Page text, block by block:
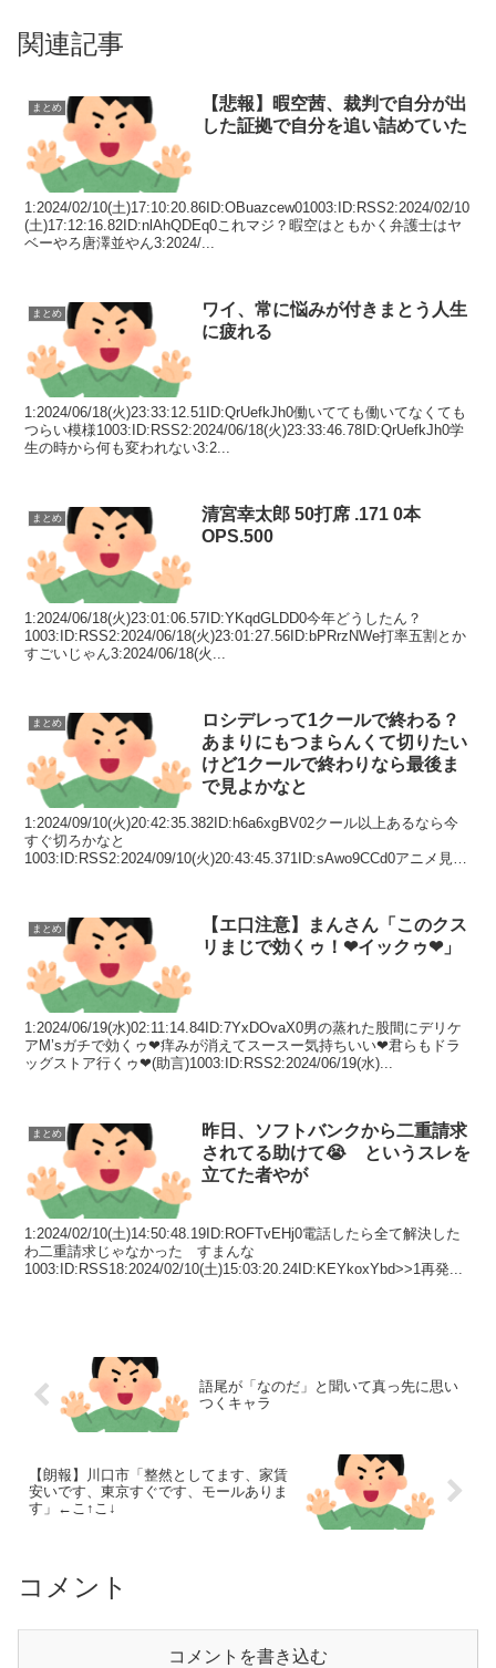
関連記事
まとめ
【悲報】暇空茜、裁判で自分が出
した証拠で自分を追い詰めていた
1:2024/02/10(土)17:10:20.86ID:OBuazcew01003:ID:RSS2:2024/02/10
(土)17:12:16.82ID:nlAhQDEq0これマジ？暇空はともかく弁護士はヤ
ベーやろ唐澤並やん3:2024/...
まとめ
ワイ、常に悩みが付きまとう人生
に疲れる
1:2024/06/18(火)23:33:12.51ID:QrUefkJh0働いてても働いてなくても
つらい模様1003:ID:RSS2:2024/06/18(火)23:33:46.78ID:QrUefkJh0学
生の時から何も変われない3:2...
まとめ
清宮幸太郎 50打席 .171 0本
OPS.500
1:2024/06/18(火)23:01:06.57ID:YKqdGLDD0今年どうしたん？
1003:ID:RSS2:2024/06/18(火)23:01:27.56ID:bPRrzNWe打率五割とか
すごいじゃん3:2024/06/18(火...
まとめ
ロシデレって1クールで終わる？
あまりにもつまらんくて切りたい
けど1クールで終わりなら最後ま
で見よかなと
1:2024/09/10(火)20:42:35.382ID:h6a6xgBV02クール以上あるなら今
すぐ切ろかなと
1003:ID:RSS2:2024/09/10(火)20:43:45.371ID:sAwo9CCd0アニメ見る
まとめ
【エ口注意】まんさん「このクス
リまじで効くゥ！❤イックゥ❤」
1:2024/06/19(水)02:11:14.84ID:7YxDOvaX0男の蒸れた股間にデリケ
アM’sガチで効くゥ❤痒みが消えてスースー気持ちいい❤君らもドラ
ッグストア行くゥ❤(助言)1003:ID:RSS2:2024/06/19(水)...
まとめ
昨日、ソフトバンクから二重請求
されてる助けて😭 というスレを
立てた者やが
1:2024/02/10(土)14:50:48.19ID:ROFTvEHj0電話したら全て解決した
わ二重請求じゃなかった すまんな
1003:ID:RSS18:2024/02/10(土)15:03:20.24ID:KEYkoxYbd>>1再発...
語尾が「なのだ」と聞いて真っ先に思い
つくキャラ
【朗報】川口市「整然としてます、家賃
安いです、東京すぐです、モールありま
す」←こ↑こ↓
コメント
コメントを書き込む